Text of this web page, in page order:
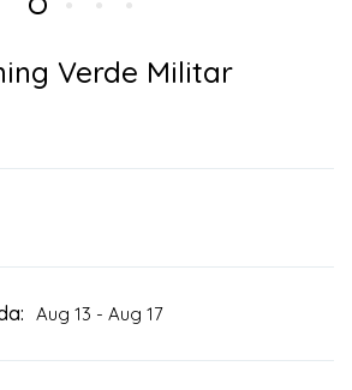
Verde Militar
Aug 13 - Aug 17